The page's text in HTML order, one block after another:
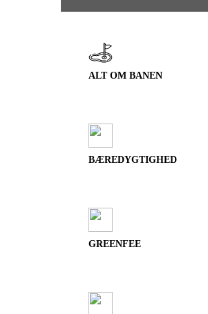
ALT OM BANEN
BÆREDYGTIGHED
GREENFEE